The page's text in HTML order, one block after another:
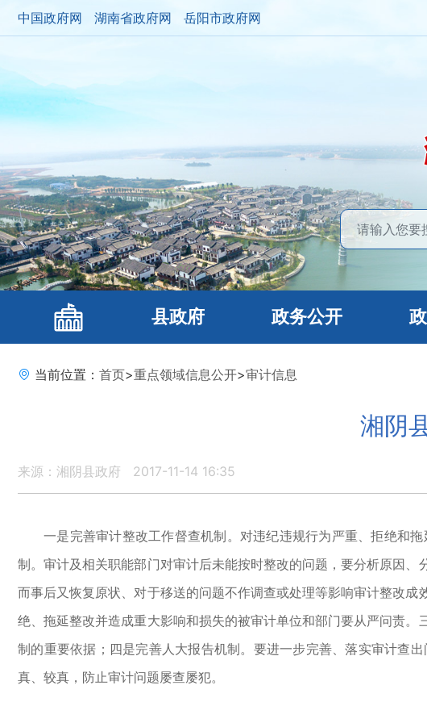
中国政府网 湖南省政府网 岳阳市政府网
县政府 政务公开
当前位置： 首页>重点领域信息公开>审计信息
湘阴
来源：湘阴县政府 2017-11-14 16:35
一是完善审计整改工作督查机制。对违纪违规行为严重、拒绝和
制。审计及相关职能部门对审计后未能按时整改的问题，要分析原因
而事后又恢复原状、对于移送的问题不作调查或处理等影响审计整改
绝、拖延整改并造成重大影响和损失的被审计单位和部门要从严问责
制的重要依据；四是完善人大报告机制。要进一步完善、落实审计查
真、较真，防止审计问题屡查屡犯。